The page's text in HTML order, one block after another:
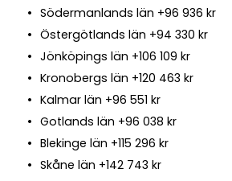
Södermanlands län +96 936 kr
Östergötlands län +94 330 kr
Jönköpings län +106 109 kr
Kronobergs län +120 463 kr
Kalmar län +96 551 kr
Gotlands län +96 038 kr
Blekinge län +115 296 kr
Skåne län +142 743 kr